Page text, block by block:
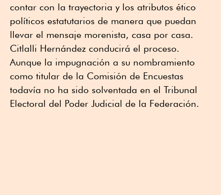
contar con la trayectoria y los atributos ético
políticos estatutarios de manera que puedan
llevar el mensaje morenista, casa por casa.
Citlalli Hernández conducirá el proceso.
Aunque la impugnación a su nombramiento
como titular de la Comisión de Encuestas
todavía no ha sido solventada en el Tribunal
Electoral del Poder Judicial de la Federación.